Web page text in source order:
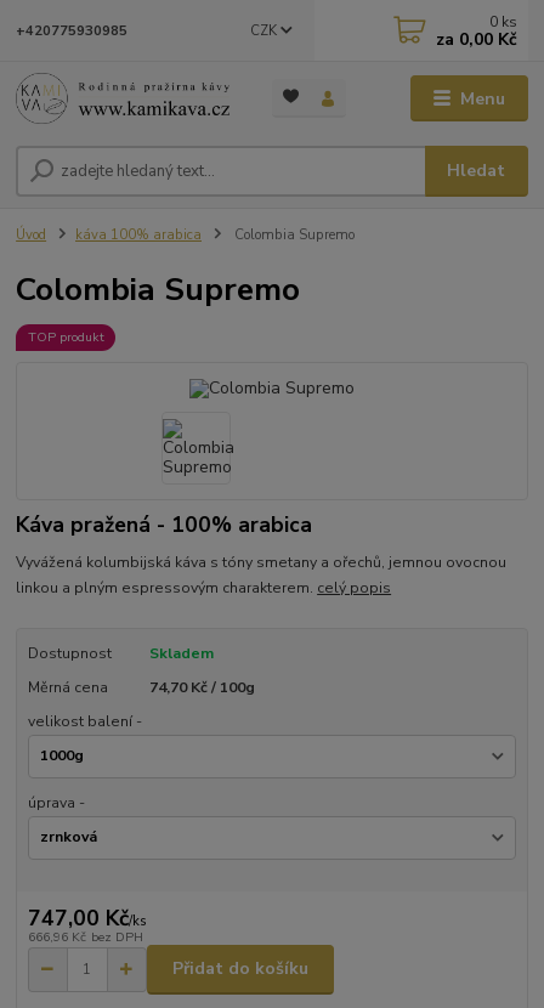
Menu
CZK
Hledat
+420775930985 0 ks
za 0,00 Kč
Úvod káva 100% arabica Colombia Supremo
Colombia Supremo
TOP produkt
Káva pražená - 100% arabica
Vyvážená kolumbijská káva s tóny smetany a ořechů, jemnou ovocnou
linkou a plným espressovým charakterem. celý popis
Dostupnost
Skladem
Měrná cena
74,70 Kč / 100g
velikost balení -
úprava -
747,00 Kč/ks
666,96 Kč bez DPH
Přidat do košíku